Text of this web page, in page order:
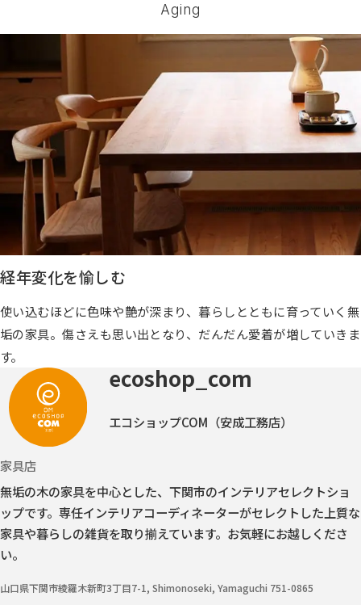
Aging
経年変化を愉しむ
使い込むほどに色味や艶が深まり、暮らしとともに育っていく無
垢の家具。傷さえも思い出となり、だんだん愛着が増していきま
す。
ecoshop_com
エコショップCOM（安成工務店）
家具店
無垢の木の家具を中心とした、下関市のインテリアセレクトショ
ップです。 専任インテリアコーディネーターがセレクトした上質な
家具や暮らしの雑貨を取り揃えています。お気軽にお越しくださ
い。
山口県下関市綾羅木新町3丁目7-1, Shimonoseki, Yamaguchi 751-0865